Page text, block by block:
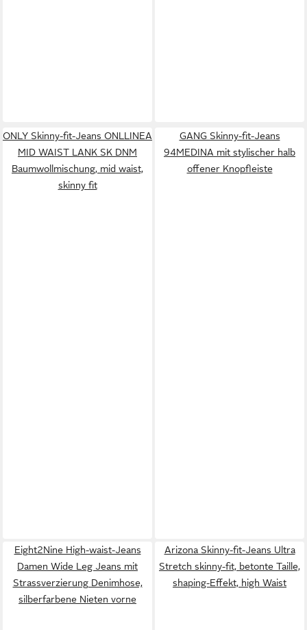
ONLY Skinny-fit-Jeans ONLLINEA
MID WAIST LANK SK DNM
Baumwollmischung, mid waist,
skinny fit
GANG Skinny-fit-Jeans
94MEDINA mit stylischer halb
offener Knopfleiste
Eight2Nine High-waist-Jeans
Damen Wide Leg Jeans mit
Strassverzierung Denimhose,
silberfarbene Nieten vorne
Arizona Skinny-fit-Jeans Ultra
Stretch skinny-fit, betonte Taille,
shaping-Effekt, high Waist